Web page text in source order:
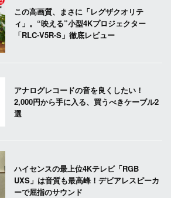
この高画質、まさに「レグザクオリテ
ィ」。“映える”小型4Kプロジェクター
「RLC-V5R-S」徹底レビュー
アナログレコードの音を良くしたい！
2,000円から手に入る、買うべきケーブル2
選
ハイセンスの最上位4Kテレビ「RGB
UXS」は音質も最高峰！デビアレスピーカ
ーで屈指のサウンド